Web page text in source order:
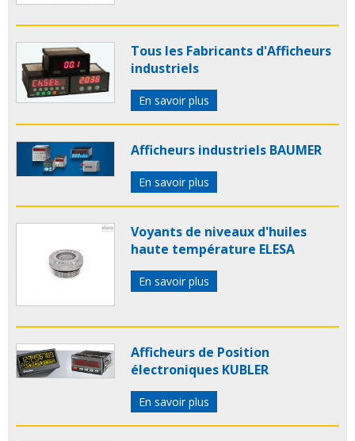
Tous les Fabricants d'Afficheurs
industriels
En savoir plus
Afficheurs industriels BAUMER
En savoir plus
Voyants de niveaux d'huiles
haute température ELESA
En savoir plus
Afficheurs de Position
électroniques KUBLER
En savoir plus